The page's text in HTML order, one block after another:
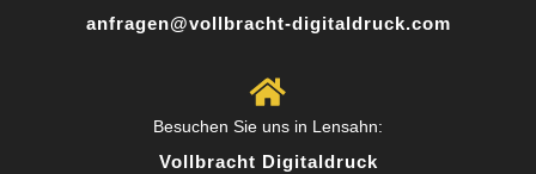
anfragen@vollbracht-digitaldruck.com
Besuchen Sie uns in Lensahn:
Vollbracht Digitaldruck